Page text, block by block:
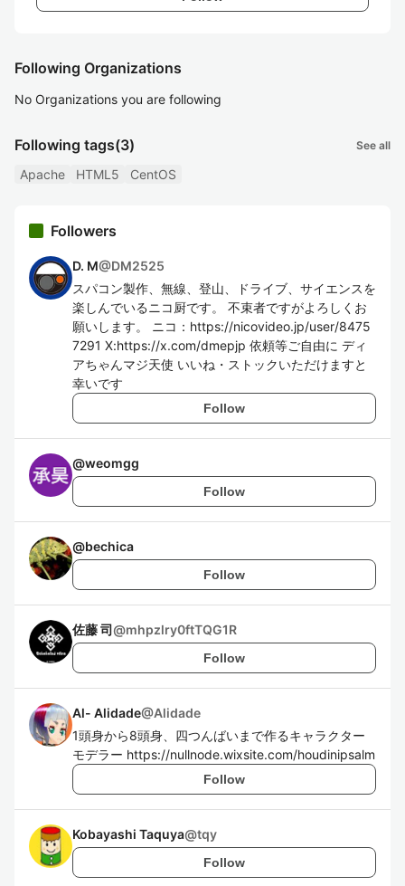
Following Organizations
No Organizations you are following
Following tags(3) See all
Apache HTML5 CentOS
Followers
D. M@DM2525
スパコン製作、無線、登山、ドライブ、サイエンスを
楽しんでいるニコ厨です。 不束者ですがよろしくお
願いします。 ニコ：https://nicovideo.jp/user/8475
7291 X:https://x.com/dmepjp 依頼等ご自由に ディ
アちゃんマジ天使 いいね・ストックいただけますと
幸いです
Follow
@weomgg
Follow
@bechica
Follow
佐藤 司@mhpzlry0ftTQG1R
Follow
Al- Alidade@Alidade
1頭身から8頭身、四つんばいまで作るキャラクター
モデラー https://nullnode.wixsite.com/houdinipsalm
Follow
Kobayashi Taquya@tqy
Follow